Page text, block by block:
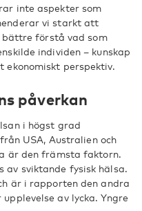
inte aspekter som
vi starkt att
förstå vad som
individen – kunskap
perspektiv.
påverkan
i högst grad
USA, Australien och
är den främsta faktorn.
sviktande fysisk hälsa.
är i rapporten den andra
av lycka. Yngre